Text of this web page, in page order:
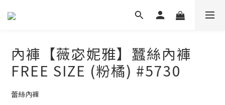
內褲【薇宓妮雅】蠶絲內褲
FREE SIZE (粉橘) #5730
蕾絲內褲